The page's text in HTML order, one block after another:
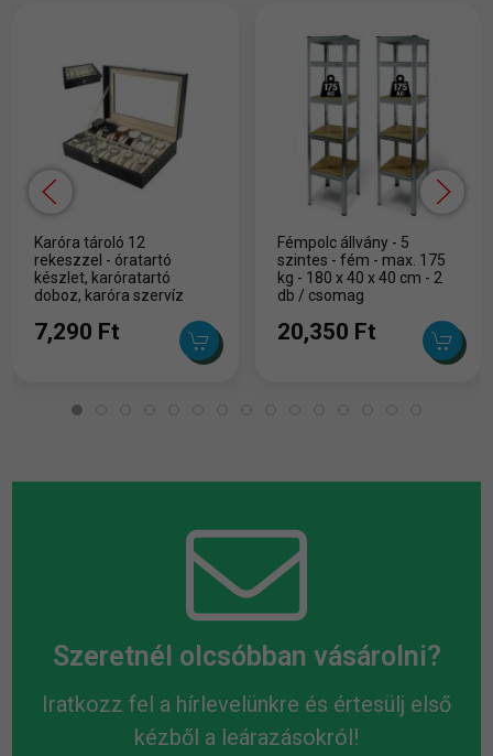
Karóra tároló 12
rekeszzel - óratartó
készlet, karóratartó
doboz, karóra szervíz
doboz
7,290 Ft
Fémpolc állvány - 5
szintes - fém - max. 175
kg - 180 x 40 x 40 cm - 2
db / csomag
20,350 Ft
Szeretnél olcsóbban vásárolni?
Iratkozz fel a hírlevelünkre és értesülj első
kézből a leárazásokról!